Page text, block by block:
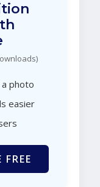
photo
easier